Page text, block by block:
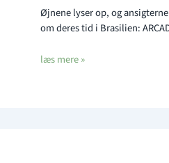
Øjnene lyser op, og
om deres tid i Brasilien:
læs mere »